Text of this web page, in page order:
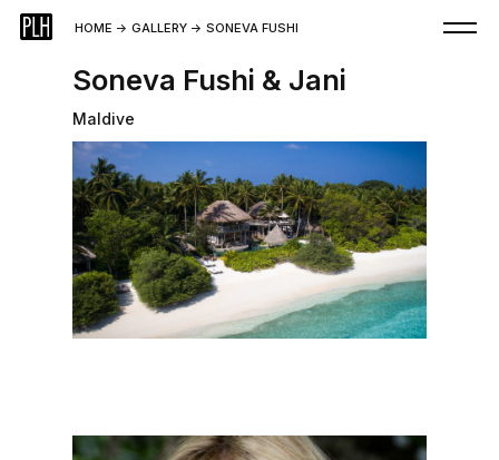
HOME -> GALLERY -> SONEVA FUSHI
Soneva Fushi & Jani
Maldive